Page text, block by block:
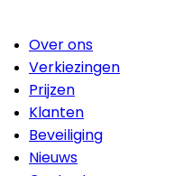
Over ons
Verkiezingen
Prijzen
Klanten
Beveiliging
Nieuws